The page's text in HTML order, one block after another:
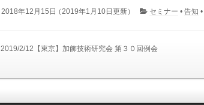
2018年12月15日（2019年1月10日更新） セミナー • 告知 •
2019/2/12【東京】加飾技術研究会 第３０回例会